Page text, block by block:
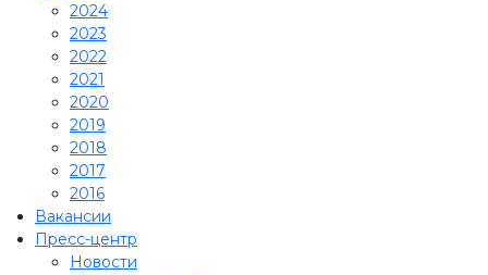
2024
2023
2022
2021
2020
2019
2018
2017
2016
Вакансии
Пресс-центр
Новости